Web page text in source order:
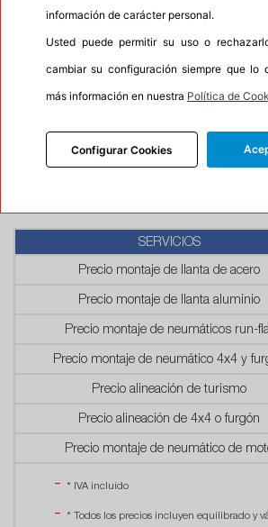
talleres son centros de montaje, no
escoge uno de ellos como dirección
acción lleva implícita el servicio de
SERVICIOS
Precio montaje de llanta de acero
Precio montaje de llanta aluminio
Precio montaje de neumáticos run-
Precio montaje de neumático 4x4 y
Precio alineación de turismo
Precio alineación de 4x4 o furgón
Precio montaje de neumático de
* IVA incluído
* Todos los precios incluyen equilibrado y
información de carácter personal.
Usted puede permitir su uso o
cambiar su configuración siempre que lo
más información en nuestra Política de
Configurar Cookies